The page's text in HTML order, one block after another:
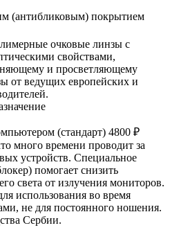
(антибликовым) покрытием
очковые линзы с
свойствами,
и просветляющему
от ведущих европейских и
(стандарт) 4800 ₽
много времени проводит за
устройств. Специальное
помогает снизить
света от излучения мониторов.
использования во время
не для постоянного ношения.
Сербии.